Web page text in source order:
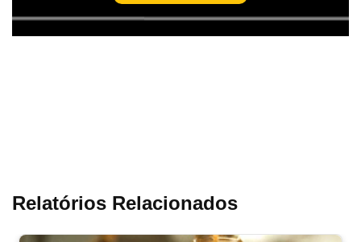
Relatórios Relacionados